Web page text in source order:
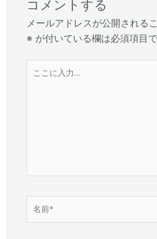
コメントする
メールアドレスが公開される
※ が付いている欄は必須項目